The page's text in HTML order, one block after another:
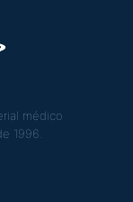
médico
1996.